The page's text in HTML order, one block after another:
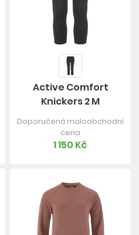
Active Comfort
Knickers 2 M
Doporučená maloobchodní
cena
1 150 Kč